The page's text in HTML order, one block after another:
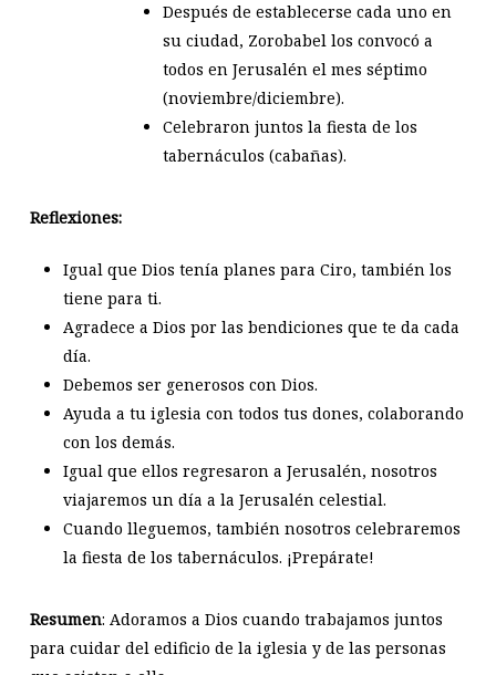
Después de establecerse cada uno en
su ciudad, Zorobabel los convocó a
todos en Jerusalén el mes séptimo
(noviembre/diciembre).
Celebraron juntos la fiesta de los
tabernáculos (cabañas).
Reflexiones:
Igual que Dios tenía planes para Ciro, también los
tiene para ti.
Agradece a Dios por las bendiciones que te da cada
día.
Debemos ser generosos con Dios.
Ayuda a tu iglesia con todos tus dones, colaborando
con los demás.
Igual que ellos regresaron a Jerusalén, nosotros
viajaremos un día a la Jerusalén celestial.
Cuando lleguemos, también nosotros celebraremos
la fiesta de los tabernáculos. ¡Prepárate!
Resumen: Adoramos a Dios cuando trabajamos juntos
para cuidar del edificio de la iglesia y de las personas